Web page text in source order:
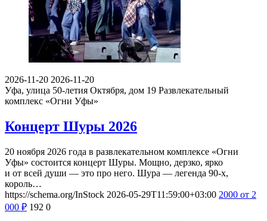
2026-11-20 2026-11-20
Уфа, улица 50-летия Октября, дом 19 Развлекательный
комплекс «Огни Уфы»
Концерт Шуры 2026
20 ноября 2026 года в развлекательном комплексе «Огни
Уфы» состоится концерт Шуры. Мощно, дерзко, ярко
и от всей души — это про него. Шура — легенда 90-х,
король…
https://schema.org/InStock 2026-05-29T11:59:00+03:00 2000 от 2
000 ₽ 192 0